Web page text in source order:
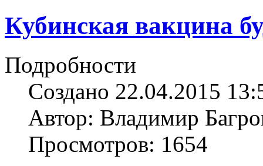
Кубинская вакцина
Подробности
Создано 22.04.2015
Автор: Владимир
Просмотров: 1654